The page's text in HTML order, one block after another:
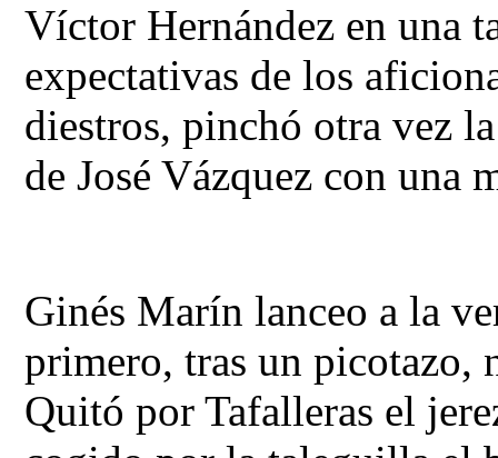
Víctor Hernández en una
expectativas de los
diestros, pinchó otra vez
de José Vázquez con una
Ginés Marín lanceo a la
primero, tras un picotazo,
Quitó por Tafalleras el